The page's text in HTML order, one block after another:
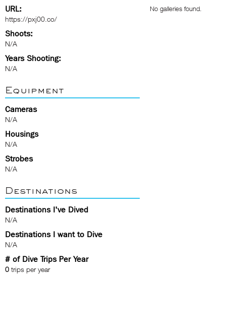
URL:
https://pxj00.co/
Shoots:
N/A
Years Shooting:
N/A
Equipment
Cameras
N/A
Housings
N/A
Strobes
N/A
Destinations
Destinations I've Dived
N/A
Destinations I want to Dive
N/A
# of Dive Trips Per Year
0 trips per year
No galleries found.